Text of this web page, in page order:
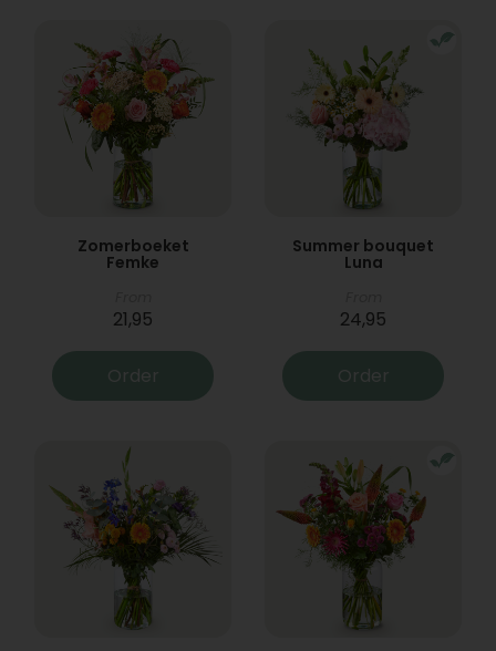
Zomerboeket
Femke
21,95
Order
Summer bouquet
Luna
24,95
Order